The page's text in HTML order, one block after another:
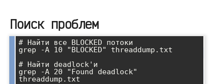
Поиск проблем
# Найти все BLOCKED потоки
grep -A 10 "BLOCKED" threaddump.txt
# Найти deadlock'и
grep -A 20 "Found deadlock"
threaddump.txt